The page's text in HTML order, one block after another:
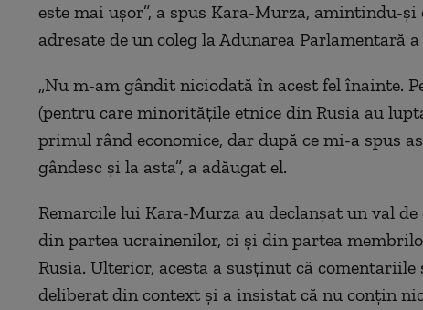
este mai ușor”, a spus Kara-Murza, amintindu-
adresate de un coleg la Adunarea Parlamentară
„Nu m-am gândit niciodată în acest fel înainte.
(pentru care minoritățile etnice din Rusia au
primul rând economice, dar după ce mi-a spus
gândesc și la asta”, a adăugat el.
Remarcile lui Kara-Murza au declanșat un val
din partea ucrainenilor, ci și din partea
Rusia. Ulterior, acesta a susținut că comentariile
deliberat din context și a insistat că nu conțin